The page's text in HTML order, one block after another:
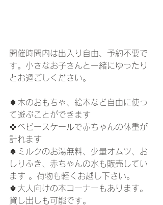
開催時間内は出入り自由、予約不要で
す。小さなお子さんと一緒にゆったり
とお過ごしください。
🍀木のおもちゃ、絵本など自由に使っ
て遊ぶことができます
🍀ベビースケールで赤ちゃんの体重が
計れます
🍀ミルクのお湯無料、少量オムツ、お
しりふき、赤ちゃんの水も販売してい
ます 。荷物も軽くお越し下さい。
🍀大人向けの本コーナーもあります。
貸し出しも可能です。